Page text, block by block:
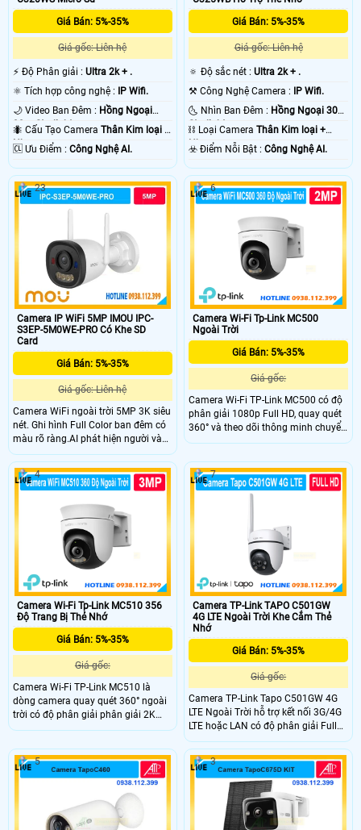
Giá Bán: 5%-35%
Giá gốc: Liên hệ
️⚡ Độ Phân giải : Ultra 2k + .
⚛️ Tích hợp công nghệ : IP Wifi.
🌙 Video Ban Đêm : Hồng Ngoại
30m Starlight.
🐜 Cấu Tạo Camera Thân Kim loại +
Nhựa.
️🆑 Ưu Điểm : Công Nghệ AI.
Giá Bán: 5%-35%
Giá gốc: Liên hệ
🔅 Độ sắc nét :Ultra 2k + .
⚒ Công Nghệ Camera : IP Wifi.
🌜 Nhìn Ban Đêm : Hồng Ngoại 30m
Starlight.
⛓ Loại CameraThân Kim loại +
Nhựa.
️☣️ Điểm Nỗi Bật :Công Nghệ AI.
Camera IP WiFi 5MP IMOU IPC-
S3EP-5M0WE-PRO Có Khe SD
Card
Giá Bán: 5%-35%
Giá gốc: Liên hệ
Camera WiFi ngoài trời 5MP 3K siêu
nét. Ghi hình Full Color ban đêm có
màu rõ ràng.AI phát hiện người và
phương tiện chính xác.
23
Camera Wi-Fi Tp-Link MC500
Ngoài Trời
Giá Bán: 5%-35%
Giá gốc:
Camera Wi-Fi TP-Link MC500 có độ
phân giải 1080p Full HD, quay quét
360° và theo dõi thông minh chuyển
động con người. Camera cung cấp
nghệ AI phát hiện theo dõi thông
minh chuyển động con người, vùng
hoạt động tùy chỉnh, lưu trữ MicroSD
6
Camera Wi-Fi Tp-Link MC510 356
Độ Trang Bị Thẻ Nhớ
Giá Bán: 5%-35%
Giá gốc:
Camera Wi-Fi TP-Link MC510 là
dòng camera quay quét 360° ngoài
trời có độ phân giải phân giải 2K
3MP và tầm nhìn ban đêm có màu
phát hiện chuyển động, vùng hoạt
động tùy chỉnh, trang bị nắp che
ống kính vật lý bảo vệ quyền riêng
4
Camera TP-Link TAPO C501GW
4G LTE Ngoài Trời Khe Cắm Thẻ
Nhớ
Giá Bán: 5%-35%
Giá gốc:
Camera TP-Link Tapo C501GW 4G
LTE Ngoài Trời hỗ trợ kết nối 3G/4G
LTE hoặc LAN có độ phân giải Full
HD 1080p và quay quét 360°. hồng
ngoại tầm xa 30m nhìn màu ban
đêm Starlight. Công nghệ Ai thông
minh phát hiện chuyển động và âm
thanh bất thường. Hỗ trợ Nano-SIM,
đàm thoại hai chiều và chuẩn IP66
kháng nước và bụi.
7
5 3